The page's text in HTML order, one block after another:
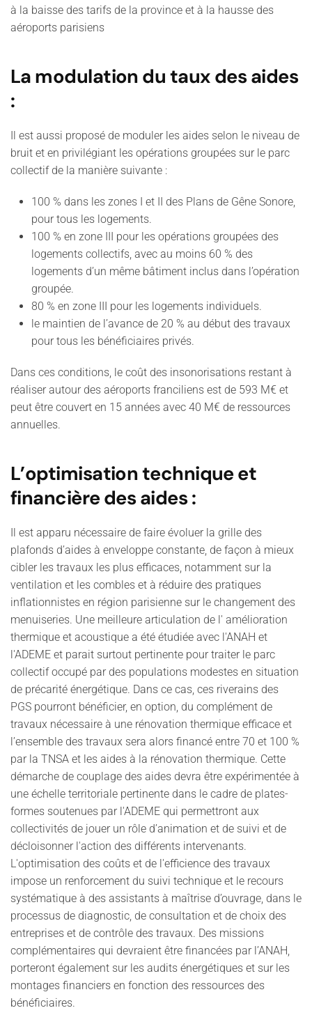
à la baisse des tarifs de la province et à la hausse des
aéroports parisiens
La modulation du taux des aides
:
Il est aussi proposé de moduler les aides selon le niveau de
bruit et en privilégiant les opérations groupées sur le parc
collectif de la manière suivante :
100 % dans les zones I et II des Plans de Gêne Sonore,
pour tous les logements.
100 % en zone III pour les opérations groupées des
logements collectifs, avec au moins 60 % des
logements d’un même bâtiment inclus dans l’opération
groupée.
80 % en zone III pour les logements individuels.
le maintien de l’avance de 20 % au début des travaux
pour tous les bénéficiaires privés.
Dans ces conditions, le coût des insonorisations restant à
réaliser autour des aéroports franciliens est de 593 M€ et
peut être couvert en 15 années avec 40 M€ de ressources
annuelles.
L’optimisation technique et
financière des aides :
Il est apparu nécessaire de faire évoluer la grille des
plafonds d’aides à enveloppe constante, de façon à mieux
cibler les travaux les plus efficaces, notamment sur la
ventilation et les combles et à réduire des pratiques
inflationnistes en région parisienne sur le changement des
menuiseries. Une meilleure articulation de l' amélioration
thermique et acoustique a été étudiée avec l'ANAH et
l'ADEME et parait surtout pertinente pour traiter le parc
collectif occupé par des populations modestes en situation
de précarité énergétique. Dans ce cas, ces riverains des
PGS pourront bénéficier, en option, du complément de
travaux nécessaire à une rénovation thermique efficace et
l’ensemble des travaux sera alors financé entre 70 et 100 %
par la TNSA et les aides à la rénovation thermique. Cette
démarche de couplage des aides devra être expérimentée à
une échelle territoriale pertinente dans le cadre de plates-
formes soutenues par l'ADEME qui permettront aux
collectivités de jouer un rôle d’animation et de suivi et de
décloisonner l'action des différents intervenants.
L'optimisation des coûts et de l'efficience des travaux
impose un renforcement du suivi technique et le recours
systématique à des assistants à maîtrise d’ouvrage, dans le
processus de diagnostic, de consultation et de choix des
entreprises et de contrôle des travaux. Des missions
complémentaires qui devraient être financées par l’ANAH,
porteront également sur les audits énergétiques et sur les
montages financiers en fonction des ressources des
bénéficiaires.